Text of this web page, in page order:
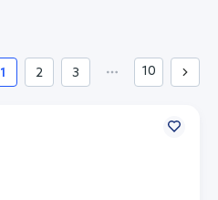
1 2 3 10